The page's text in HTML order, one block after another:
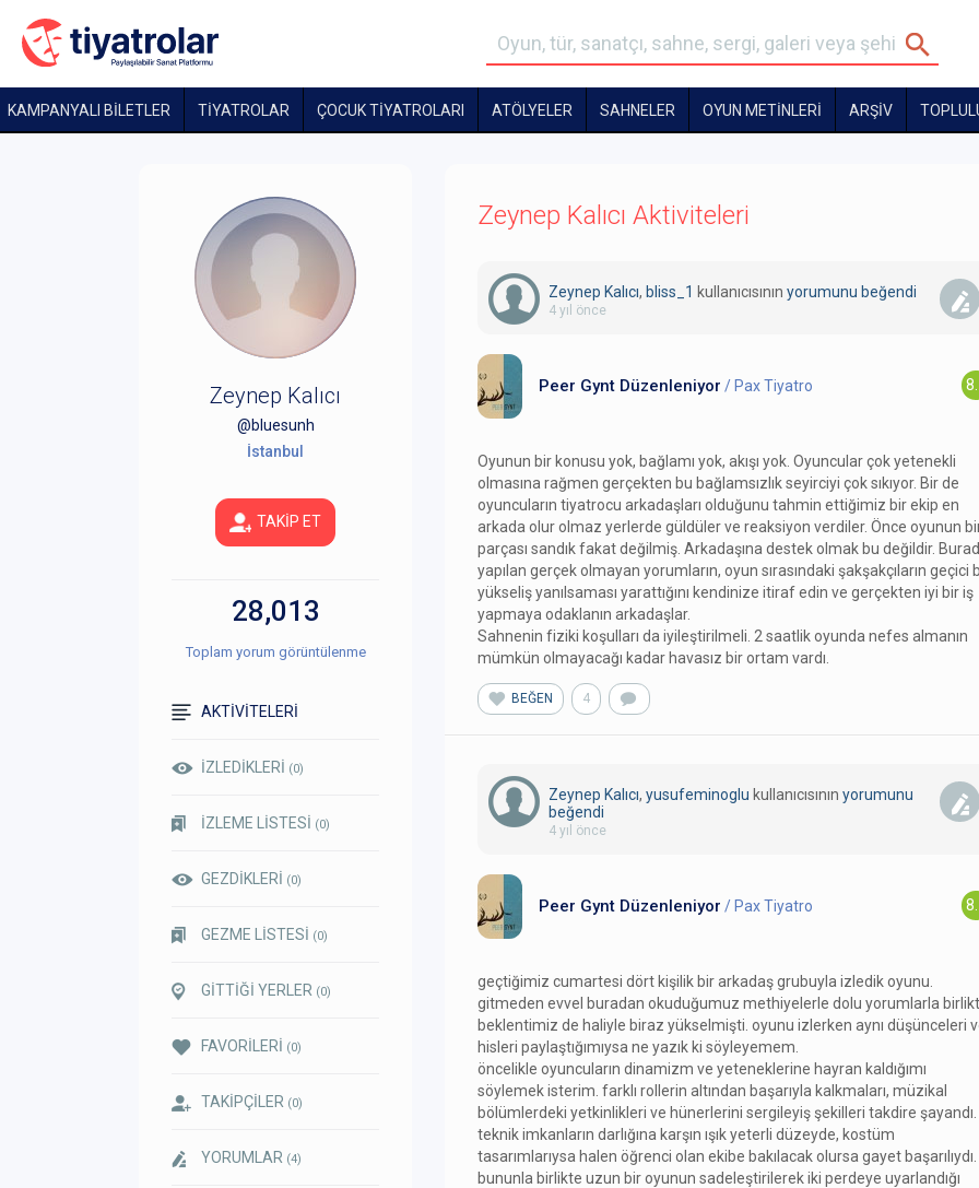
KAMPANYALI BİLETLER TİYATROLAR ÇOCUK TIYATROLARI ATÖLYELER SAHNELER OYUN METİNLERİ ARŞİV
Zeynep Kalıcı
@bluesunh
İstanbul
TAKİP ET
28,013
Toplam yorum görüntülenme
AKTİVİTELERİ
İZLEDİKLERİ (0)
İZLEME LİSTESİ (0)
GEZDİKLERİ (0)
GEZME LİSTESİ (0)
GİTTİĞİ YERLER (0)
FAVORİLERİ (0)
TAKİPÇİLER (0)
YORUMLAR (4)
Zeynep Kalıcı Aktiviteleri
Zeynep Kalıcı, bliss_1 kullanıcısının yorumunu beğendi
4 yıl önce
Peer Gynt Düzenleniyor / Pax Tiyatro
Oyunun bir konusu yok, bağlamı yok, akışı yok. Oyuncular çok yetenekli
olmasına rağmen gerçekten bu bağlamsızlık seyirciyi çok sıkıyor. Bir de
oyuncuların tiyatrocu arkadaşları olduğunu tahmin ettiğimiz bir ekip en
arkada olur olmaz yerlerde güldüler ve reaksiyon verdiler. Önce oyunun
parçası sandık fakat değilmiş. Arkadaşına destek olmak bu değildir.
yapılan gerçek olmayan yorumların, oyun sırasındaki şakşakçıların geçici
yükseliş yanılsaması yarattığını kendinize itiraf edin ve gerçekten iyi bir iş
yapmaya odaklanın arkadaşlar.
Sahnenin fiziki koşulları da iyileştirilmeli. 2 saatlik oyunda nefes almanın
mümkün olmayacağı kadar havasız bir ortam vardı.
BEĞEN 4
Zeynep Kalıcı, yusufeminoglu kullanıcısının yorumunu
beğendi
4 yıl önce
Peer Gynt Düzenleniyor / Pax Tiyatro
geçtiğimiz cumartesi dört kişilik bir arkadaş grubuyla izledik oyunu.
gitmeden evvel buradan okuduğumuz methiyelerle dolu yorumlarla
beklentimiz de haliyle biraz yükselmişti. oyunu izlerken aynı düşünceleri
hisleri paylaştığımıysa ne yazık ki söyleyemem.
öncelikle oyuncuların dinamizm ve yeteneklerine hayran kaldığımı
söylemek isterim. farklı rollerin altından başarıyla kalkmaları, müzikal
bölümlerdeki yetkinlikleri ve hünerlerini sergileyiş şekilleri takdire şayandı.
teknik imkanların darlığına karşın ışık yeterli düzeyde, kostüm
tasarımlarıysa halen öğrenci olan ekibe bakılacak olursa gayet başarılıydı.
bununla birlikte uzun bir oyunun sadeleştirilerek iki perdeye uyarlandığı